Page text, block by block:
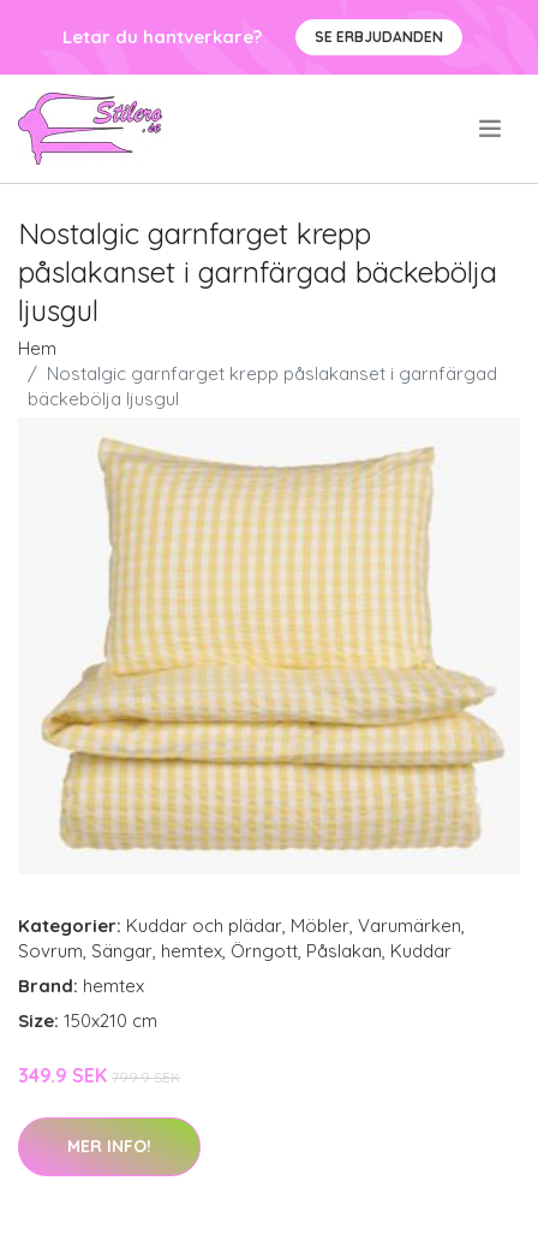
Letar du hantverkare? SE ERBJUDANDEN
Nostalgic garnfarget krepp
påslakanset i garnfärgad bäckebölja
ljusgul
Hem
Nostalgic garnfarget krepp påslakanset i garnfärgad
bäckebölja ljusgul
Kategorier: Kuddar och plädar, Möbler, Varumärken,
Sovrum, Sängar, hemtex, Örngott, Påslakan, Kuddar
Brand: hemtex
Size: 150x210 cm
349.9 SEK 799.9 SEK
MER INFO!